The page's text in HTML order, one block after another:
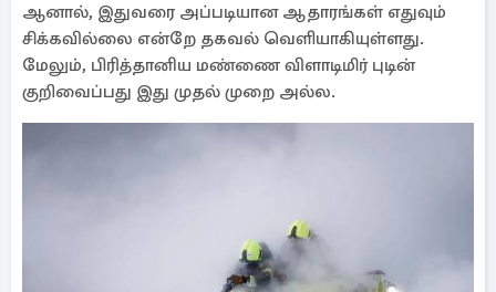
ஆனால், இதுவரை அப்படியான ஆதாரங்கள் எதுவும்
சிக்கவில்லை என்றே தகவல் வெளியாகியுள்ளது.
மேலும், பிரித்தானிய மண்ணை விளாடிமிர் புடின்
குறிவைப்பது இது முதல் முறை அல்ல.